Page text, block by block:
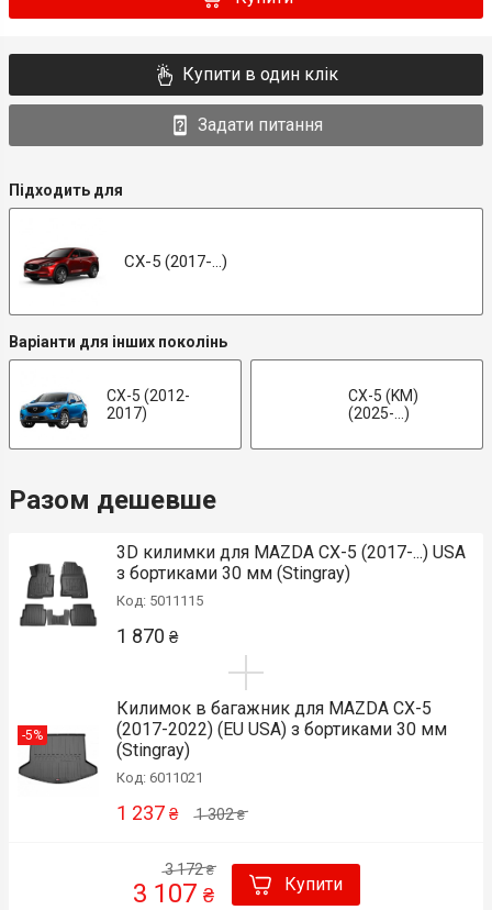
Купити в один клік
Задати питання
Підходить для
CX-5 (2017-...)
Варіанти для інших поколінь
CX-5 (2012-
2017)
CX-5 (KM)
(2025-...)
Разом дешевше
3D килимки для MAZDA CX-5 (2017-...) USA
з бортиками 30 мм (Stingray)
Код: 5011115
1 870 ₴
-5%
Килимок в багажник для MAZDA CX-5
(2017-2022) (EU USA) з бортиками 30 мм
(Stingray)
Код: 6011021
1 302₴
1 237 ₴
3 172₴
3 107 ₴ Купити